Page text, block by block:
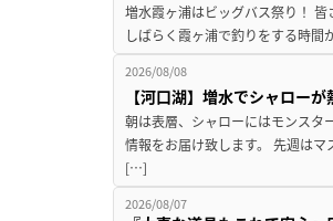
増水霞ヶ浦はビッグバス祭り！
しばらく霞ヶ浦で釣りをする時
2026/08/08
【河口湖】増水でシャロー
朝は表層、シャローにはモンスタ
情報をお届け致します。 先週は
[…]
2026/08/07